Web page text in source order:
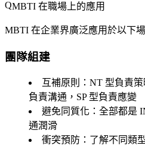
MBTI 在職場上的應用
MBTI 在企業界廣泛應用於以下場
團隊組建
互補原則
：NT 型負責
負責溝通，SP 型負責應變
避免同質化 ：全部都是
通潤滑
衝突預防 ：了解不同類